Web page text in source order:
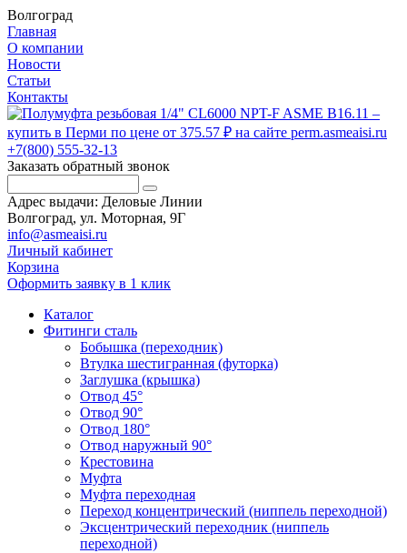
Волгоград
Главная
О компании
Новости
Статьи
Контакты
+7(800) 555-32-13
Заказать обратный звонок
Адрес выдачи: Деловые Линии
Волгоград, ул. Моторная, 9Г
info@asmeaisi.ru
Личный кабинет
Корзина
Оформить заявку в 1 клик
Каталог
Фитинги сталь
Бобышка (переходник)
Втулка шестигранная (футорка)
Заглушка (крышка)
Отвод 45°
Отвод 90°
Отвод 180°
Отвод наружный 90°
Крестовина
Муфта
Муфта переходная
Переход концентрический (ниппель переходной)
Эксцентрический переходник (ниппель
переходной)